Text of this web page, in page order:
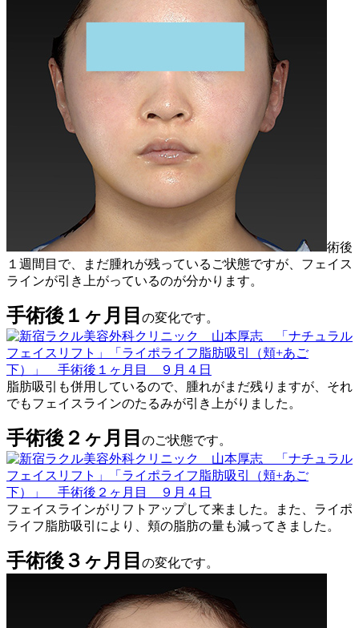
術後
１週間目で、まだ腫れが残っているご状態ですが、フェイス
ラインが引き上がっているのが分かります。
手術後１ヶ月目 の変化です。
脂肪吸引も併用しているので、腫れがまだ残りますが、それ
でもフェイスラインのたるみが引き上がりました。
手術後２ヶ月目 のご状態です。
フェイスラインがリフトアップして来ました。また、ライポ
ライフ脂肪吸引により、頬の脂肪の量も減ってきました。
手術後３ヶ月目 の変化です。